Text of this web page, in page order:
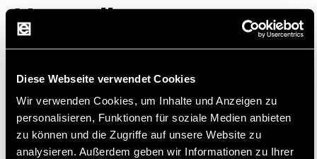
Diese Webseite verwendet Cookies
Wir verwenden Cookies, um Inhalte und Anzeigen zu
personalisieren, Funktionen für soziale Medien anbieten
zu können und die Zugriffe auf unsere Website zu
analysieren. Außerdem geben wir Informationen zu Ihrer
Hersteller
EVE
EVE Energy Co., Ltd wurde 2001 gegründet
und ist auf hochenergetische Lithiumbatterien
spezialisiert.